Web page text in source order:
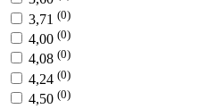
3,71 (0)
4,00 (0)
4,08 (0)
4,24 (0)
4,50 (0)